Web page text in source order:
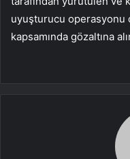
uyuşturucu
kapsamında gözaltına